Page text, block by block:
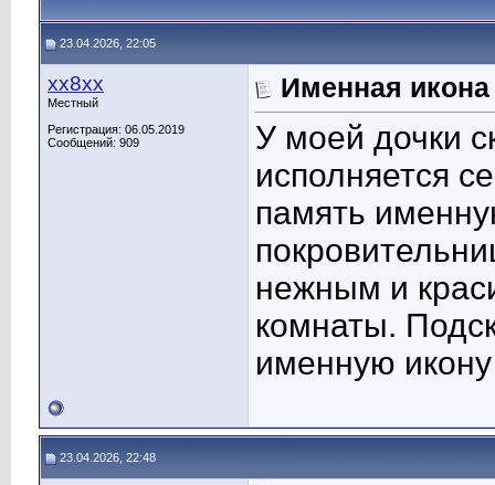
23.04.2026, 22:05
хх8хх
Местный
Регистрация: 06.05.2019
Сообщений: 909
Именная
У моей дочки
исполняется
память
нежным и
комнаты.
именную
23.04.2026, 22:48